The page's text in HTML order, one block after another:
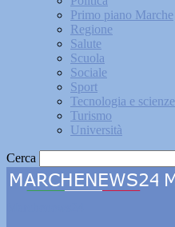
Primo piano Marche
Regione
Salute
Scuola
Sociale
Sport
Tecnologia e scienze
Turismo
Università
Cerca